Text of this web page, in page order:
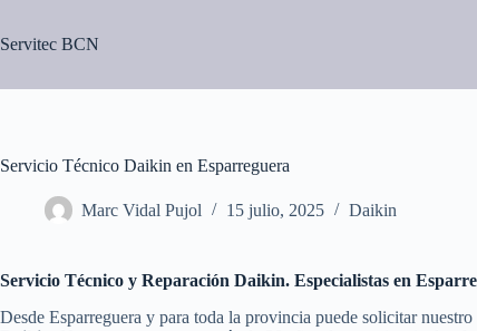
contenido
Servitec BCN
Servicio Técnico Daikin en Esparreguera
Marc Vidal Pujol 15 julio, 2025 Daikin
Servicio Técnico y Reparación Daikin. Especialistas en
Desde Esparreguera y para toda la provincia puede solicitar